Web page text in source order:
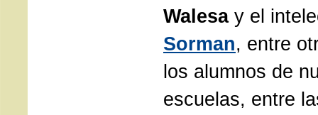
Walesay el
Sorman, entre
los alumnos de
escuelas, entre